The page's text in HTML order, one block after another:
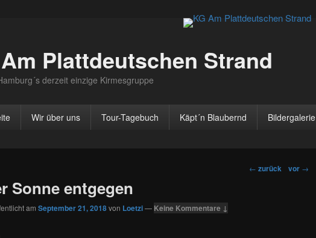
Plattdeutschen Strand
derzeit einzige Kirmesgruppe
Wir über uns Tour-Tagebuch Käpt´n Blaubernd Bildergalerie
Beitragsnavigation
← zurück vor →
Sonne entgegen
am September 21, 2018von Loetzi— Keine Kommentare ↓